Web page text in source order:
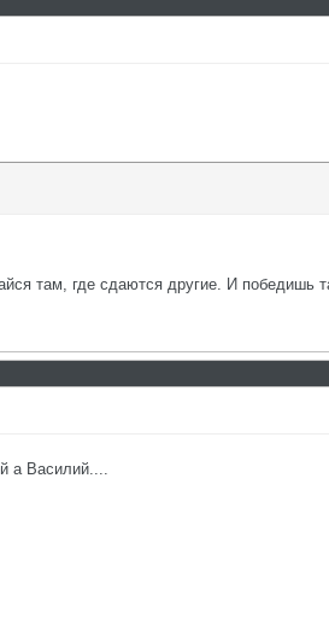
там, где сдаются другие. И победишь
а Василий....